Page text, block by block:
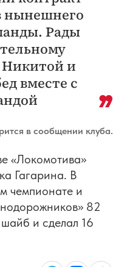
нынешнего
Рады
Никитой и
вместе с
в сообщении клуба.
«Локомотива»
Гагарина. В
чемпионате и
82
и сделал 16